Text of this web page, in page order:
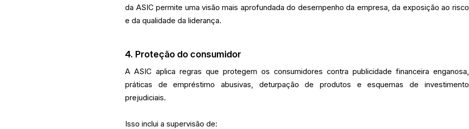
da ASIC permite uma visão mais aprofundada do desempenho da empresa, da exposição ao risco
e da qualidade da liderança.
4. Proteção do consumidor
A ASIC aplica regras que protegem os consumidores contra publicidade financeira enganosa,
práticas de empréstimo abusivas, deturpação de produtos e esquemas de investimento
prejudiciais.
Isso inclui a supervisão de: